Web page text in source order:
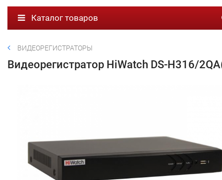
Каталог товаров
ВИДЕОРЕГИСТРАТОРЫ
Видеорегистратор HiWatch DS-H316/